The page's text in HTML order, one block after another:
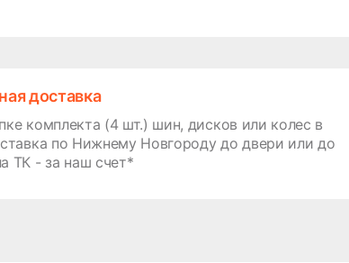
доставка
комплекта (4 шт.) шин, дисков или колес в
по Нижнему Новгороду до двери или до
ТК - за наш счет*